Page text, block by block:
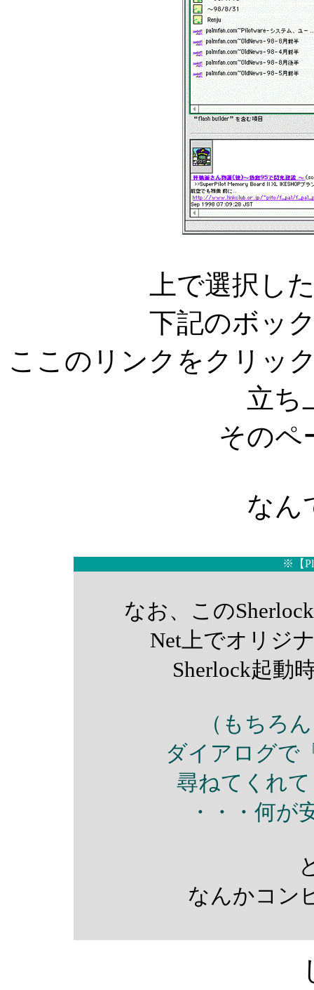
上で選択し
下記のボッ
ここのリンクをクリッ
立ち
そのペ
なん
※【
なお、この
Net上でオリジ
Sherlock起動
（もちろ
ダイアログで
尋ねてくれ
・・・何が
なんかコン